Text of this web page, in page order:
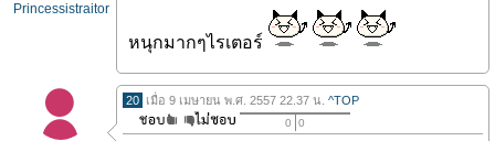
Princessistraitor
หนุกมากๆไรเตอร์
20 เมื่อ 9 เมษายน พ.ศ. 2557 22.37 น. ^TOP
0 0